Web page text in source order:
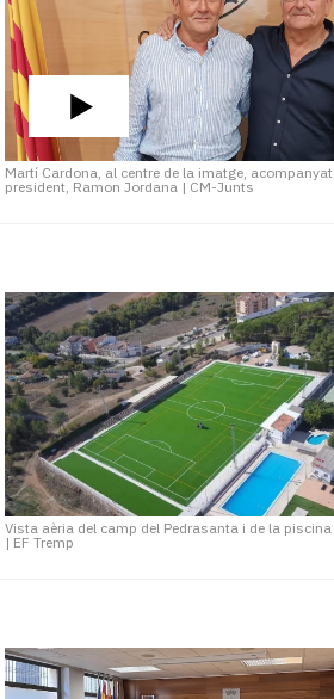
Martí Cardona, al centre de la imatge,
president, Ramon Jordana | CM-Junts
Vista aèria del camp del Pedrasanta i de la piscina
| EF Tremp